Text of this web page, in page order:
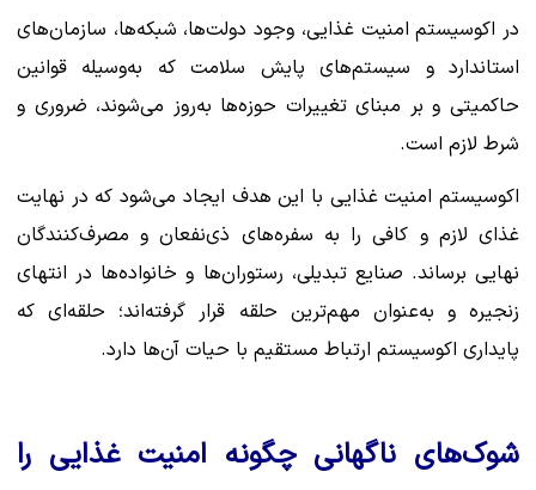
در اکوسیستم امنیت غذایی، وجود دولت‌ها، شبکه‌ها، سازمان‌های
استاندارد و سیستم‌های پایش سلامت که به‌وسیله قوانین
حاکمیتی و بر مبنای تغییرات حوزه‌ها به‌روز می‌شوند، ضروری و
شرط لازم است.
اکوسیستم امنیت غذایی با این هدف ایجاد می‌شود که در نهایت
غذای لازم و کافی را به سفره‌های ذی‌نفعان و مصرف‌کنندگان
نهایی برساند. صنایع تبدیلی، رستوران‌ها و خانواده‌ها در انتهای
زنجیره و به‌عنوان مهم‌ترین حلقه قرار گرفته‌اند؛ حلقه‌ای که
پایداری اکوسیستم ارتباط مستقیم با حیات آن‌ها دارد.
شوک‌های ناگهانی چگونه امنیت غذایی را